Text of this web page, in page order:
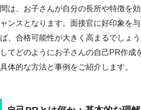
間は、お子さんが自分の長所や特徴を
ャンスとなります。面接官に好印象を
ば、合格可能性が大きく高まるでしょ
してどのようにお子さんの自己PR作成
具体的な方法と事例をご紹介します。